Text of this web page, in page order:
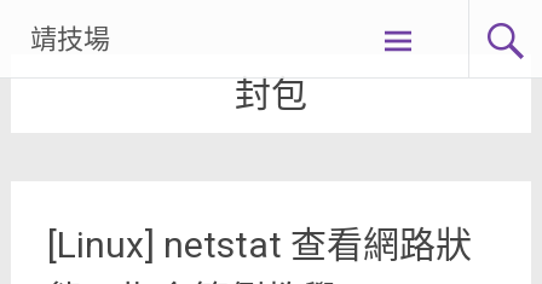
content
靖技場
封包
[Linux] netstat 查看網路狀